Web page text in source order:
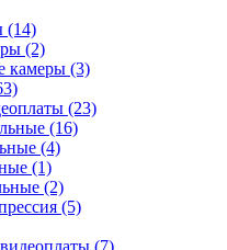
(14)
(2)
камеры (3)
(23)
(16)
(4)
(1)
(2)
(5)
(7)